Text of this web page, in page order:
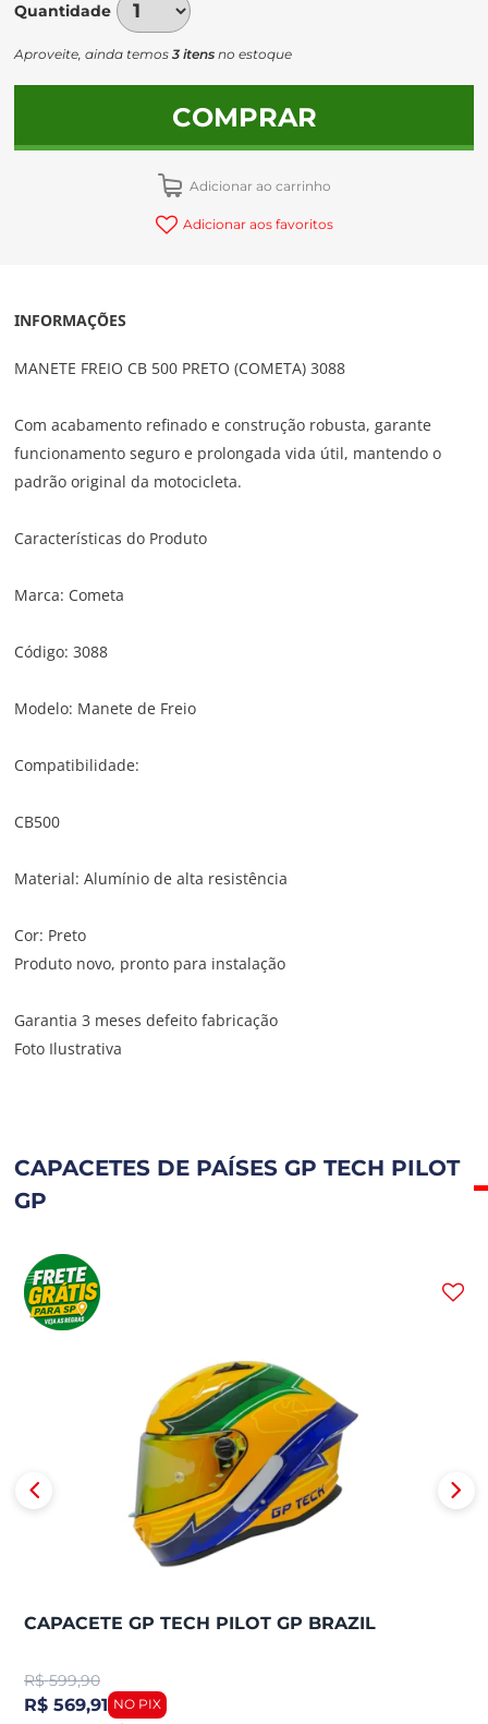
Quantidade
Aproveite, ainda temos3 itens no estoque
COMPRAR
Adicionar ao carrinho
Adicionar aos favoritos
INFORMAÇÕES
MANETE FREIO CB 500 PRETO (COMETA) 3088
Com acabamento refinado e construção robusta, garante
funcionamento seguro e prolongada vida útil, mantendo o
padrão original da motocicleta.
Características do Produto
Marca: Cometa
Código: 3088
Modelo: Manete de Freio
Compatibilidade:
CB500
Material: Alumínio de alta resistência
Cor: Preto
Produto novo, pronto para instalação
Garantia 3 meses defeito fabricação
Foto Ilustrativa
CAPACETES DE PAÍSES GP TECH PILOT
GP
CAPACETE GP TECH PILOT GP BRAZIL
R$ 599,90
R$ 569,91